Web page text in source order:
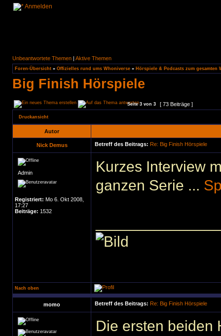
Anmelden
Unbeantwortete Themen | Aktive Themen
Foren-Übersicht » Offizielles rund ums Whoniverse » Hörspiele & Podcasts zum gesamten
Big Finish Hörspiele
Seite3 von 3 [ 73 Beiträge ]
Druckansicht
Autor
Nick Demus Betreff des Beitrags: Re: Big Finish Hörspiele
Admin
Registriert: Mo 6. Okt 2008,
17:27
Beiträge: 1532
Kurzes Interview
ganzen Serie ...
Nach oben
momo Betreff des Beitrags: Re: Big Finish Hörspiele
Die ersten beiden